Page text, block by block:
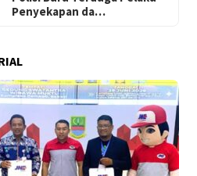
Penyekapan da…